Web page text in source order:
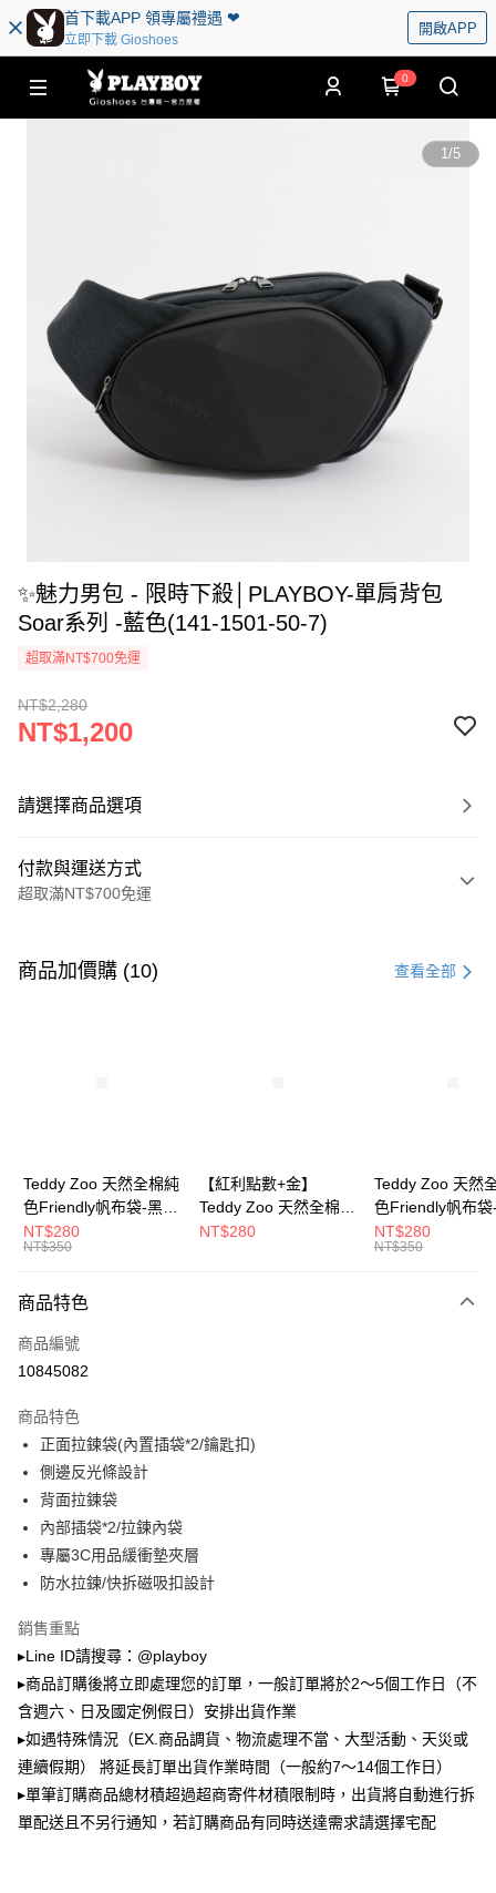
首下載APP 領專屬禮遇 ❤︎
立即下載 Gioshoes
開啟APP
0
1/5
✨魅力男包 - 限時下殺│PLAYBOY-單肩背包
Soar系列 -藍色(141-1501-50-7)
超取滿NT$700免運
NT$2,280
NT$1,200
請選擇商品選項
付款與運送方式
超取滿NT$700免運
信用卡一次付款
大哥付你分期
相關說明
2.付款方式選擇「大哥付你分期」，訂單成立後會自動跳轉到大哥付的交易
成交易。
3.實際核准額度、可分期數及費用金額請依後續交易確認頁面所載為準。
消。如遇「轉專審核」未通過狀況，表示未達大哥付你分期系統評分，恕無
法說明評估內容。
【繳款方式說明】
1.分期款項不併入電信帳單，「大哥付你分期」於每月結算日後寄送繳費提
2.透過簡訊連結打開帳單後，可選擇「超商條碼／台灣大直營門市／銀行轉
帳／街口支付／iPASS MONEY」等通路繳費。
【注意事項】
1.本服務係由「台灣大哥大股份有限公司」（以下簡稱本公司）所提供，讓
買賣價金債權讓與本公司後，依約使用本公司帳單繳交帳款。
2.基於同意付款使用「大哥付你分期」之契約關係目的，商店將以您的個人
資料（包含姓名、電話或地址）提供予台灣大哥大進項蒐集、處理及利用，
由本公司與您本人進行分期帳單所需資料之確認、核對及更正。
3.完整用戶服務條款，請詳閱以下連結：https://oppay.tw/userRule
運送方式
全家取貨付款
付款後全家取貨
每筆NT$100，滿NT$700(含以上)免運費
每筆NT$100，滿NT$900(含以上)免運費
付款後萊爾富取貨
7-11取貨付款
每筆NT$100，滿NT$900(含以上)免運費
付款後7-11取貨
每筆NT$100，滿NT$700(含以上)免運費
宅配
每筆NT$100，滿NT$700(含以上)免運費
商品加價購 (10) 查看全部
Teddy Zoo 天然全棉純
色Friendly帆布袋-黑色
(TZB107)
NT$280
NT$350
【紅利點數+金】
Teddy Zoo 天然全棉純
色Friendly帆布袋-白色
NT$280
Teddy Zoo 天然
色Friendly帆布袋
色(TZB107)
NT$280
NT$350
商品特色
商品編號
10845082
商品特色
正面拉鍊袋(內置插袋*2/鑰匙扣)
側邊反光條設計
背面拉鍊袋
內部插袋*2/拉鍊內袋
專屬3C用品緩衝墊夾層
防水拉鍊/快拆磁吸扣設計
銷售重點
▸Line ID請搜尋：@playboy
▸商品訂購後將立即處理您的訂單，一般訂單將於2～5個工作日（不
含週六、日及國定例假日）安排出貨作業
▸如遇特殊情況（EX.商品調貨、物流處理不當、大型活動、天災或
連續假期） 將延長訂單出貨作業時間（一般約7～14個工作日）
▸單筆訂購商品總材積超過超商寄件材積限制時，出貨將自動進行拆
單配送且不另行通知，若訂購商品有同時送達需求請選擇宅配